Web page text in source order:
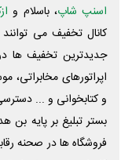
اسنپ شاپ، باسلام و
کانال تخفیف می
جدیدترین تخفیف ها
اپراتورهای
و کتابخوانی و ...
بستر تبلیغ بر پایه بن
فروشگاه ها در صحنه